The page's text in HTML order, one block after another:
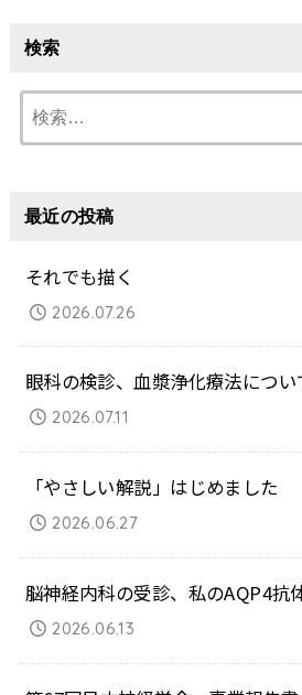
検索
索:
最近の投稿
それでも描く
2026.07.26
眼科の検診、血漿浄化療法につ
2026.07.11
「やさしい解説」はじめました
2026.06.27
脳神経内科の受診、私のAQP4抗
2026.06.13